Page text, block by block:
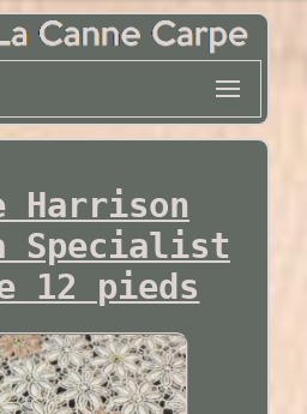
Harrison
Specialist
12 pieds